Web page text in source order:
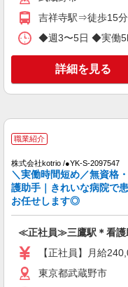
む)＞
武
キープ
吉祥
【正
給：
30,000
善手当
間） ※
手当と
（上記給与と
者研修
東
派遣社員
株式会社kotrio /●TC-H-
吉祥寺駅⇒徒歩15分
◆週3〜5日 ◆実働
詳細を見る
職業紹介
株式会社kotrio /●YK-S-2097547
＼実働時間短め／無資格
護助手｜きれいな病院で
お任せします◎
≪正社員≫三鷹駅＊看護
【正社員】月給
東京都武蔵野市